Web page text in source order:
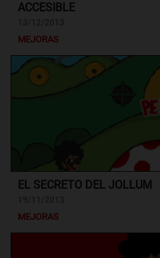
ACCESIBLE
MEJORAS
EL SECRETO DEL JOLLUM
MEJORAS